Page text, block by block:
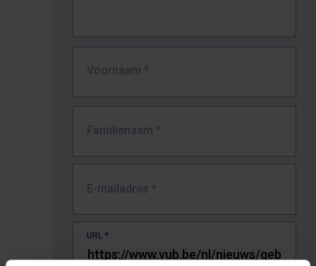
Voornaam *
Familienaam *
E-mailadres *
URL *